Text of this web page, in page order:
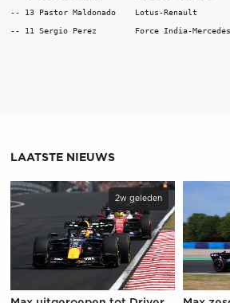
-- 13 Pastor Maldonado    Lotus-Renault
LAATSTE NIEUWS
2w geleden